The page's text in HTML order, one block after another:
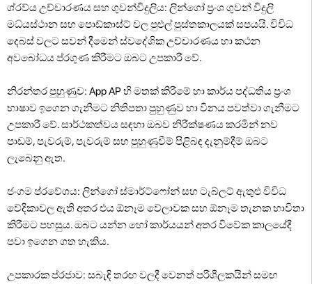
ශ්රව්ය උච්චාරණය සහ ගුවන්විදුලිය: ලින්ගෝ ප්‍රංශ ගුවන් විදුලි
මධ්යස්ථාන සහ පොඩ්කාස්ට් වල පුළුල් පුස්තකාලයක් සපයයි. විවිධ
දෙබස් වලට සවන් දීමෙන් ස්වදේශික උච්චාරණය හා කථන
අවබෝධය ප්රගුණ කිරීමට ඔබට උපකාරී වේ.
නිරන්තර පුහුණුව: App AP හි මතක් කිරීමේ හා කාර්ය පද්ධතිය ප්‍රංශ
භාෂාව ඉගෙන ගැනීමට නිතිපතා පුහුණුව හා විනය පවත්වා ගැනීමට
උපකාරී වේ. සාර්ථකත්වය සඳහා ඔබව නිරීක්ෂණය කරමින් නව
පාඩම්, පැවරුම්, පැවරුම් සහ පුහුණුවීම් පිළිබඳ දැනුම්දීම් ඔබට
ලැබෙනු ඇත.
ජංගම ප්රවේශය: ලින්ගෝ ස්මාර්ට්ෆෝන් සහ ටැබ්ලට් ඇතුළු විවිධ
වේදිකාවල ඇති අතර එය ඕනෑම වේලාවක සහ ඕනෑම තැනක භාවිතා
කිරීමට පහසුය. ඔබට යන්න හෝ කාර්යයන් අතර විවේක කාලයේදී
පවා ඉගෙන ගත හැකිය.
උපකාරක ප්රජාව: සබැඳි තරඟ වලදී වෙනත් පරිශීලකයින් සමඟ